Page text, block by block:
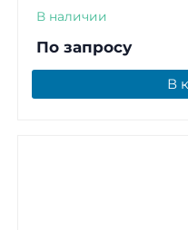
В наличии
По запросу
В